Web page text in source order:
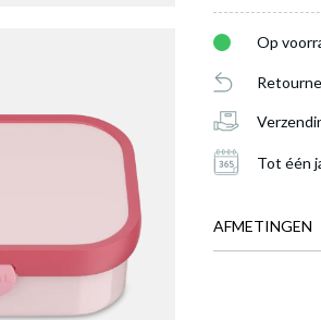
Op
Tot één
AFMETINGEN